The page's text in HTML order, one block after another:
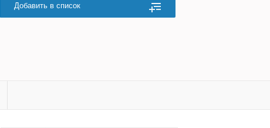
Добавить в список